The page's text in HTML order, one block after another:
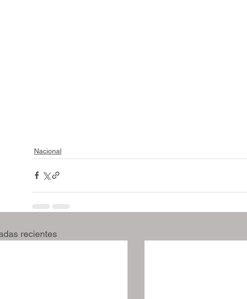
Nacional
recientes